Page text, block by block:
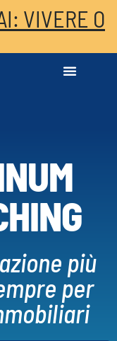
VIVERE O
più
per